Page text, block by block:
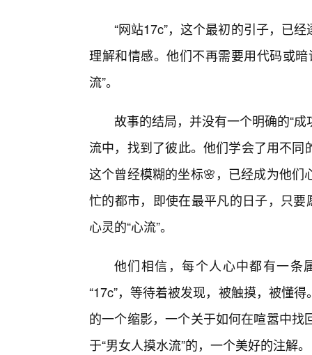
“网站17c”，这个最初的引子，已
理解和情感。他们不再需要用代码或
流”。
故事的结局，并没有一个明确的“
流中，找到了彼此。他们学会了用不同
这个曾经模糊的坐标🌸，已经成为他
忙的都市，即使在最平凡的日子，只
心灵的“心流”。
他们相信，每个人心中都有一条
“17c”，等待着被发现，被触摸，被懂
的一个缩影，一个关于如何在喧嚣中
于“男女人摸水流”的，一个美好的注解。